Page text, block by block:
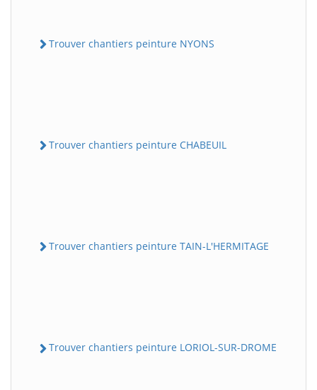
Trouver chantiers peinture NYONS
Trouver chantiers peinture CHABEUIL
Trouver chantiers peinture TAIN-L'HERMITAGE
Trouver chantiers peinture LORIOL-SUR-DROME